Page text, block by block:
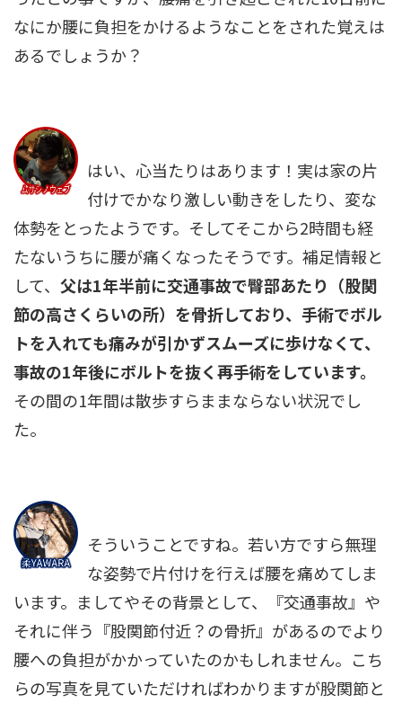
なにか腰に負担をかけるようなことをされた覚えは
あるでしょうか？
はい、心当たりはあります！実は家の片
付けでかなり激しい動きをしたり、変な
体勢をとったようです。そしてそこから2時間も経
たないうちに腰が痛くなったそうです。補足情報と
して、 父は1年半前に交通事故で臀部あたり（股関
節の高さくらいの所）を骨折しており、手術でボル
トを入れても痛みが引かずスムーズに歩けなくて、
事故の1年後にボルトを抜く再手術をしています。
その間の1年間は散歩すらままならない状況でし
た。
そういうことですね。若い方ですら無理
な姿勢で片付けを行えば腰を痛めてしま
います。ましてやその背景として、『交通事故』や
それに伴う『股関節付近？の骨折』があるのでより
腰への負担がかかっていたのかもしれません。こち
らの写真を見ていただければわかりますが股関節と